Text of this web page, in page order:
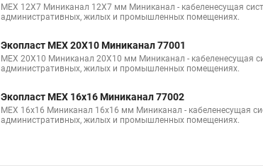
MEX 12Х7 Миниканал 12Х7 мм Миниканал - кабеленесущая
административных, жилых и промышленных помещениях.
Экопласт MEX 20Х10 Миниканал 77001
MEX 20Х10 Миниканал 20Х10 мм Миниканал - кабеленесущая
административных, жилых и промышленных помещениях.
Экопласт MEX 16х16 Миниканал 77002
MEX 16х16 Миниканал 16х16 мм Миниканал - кабеленесущая
административных, жилых и промышленных помещениях.